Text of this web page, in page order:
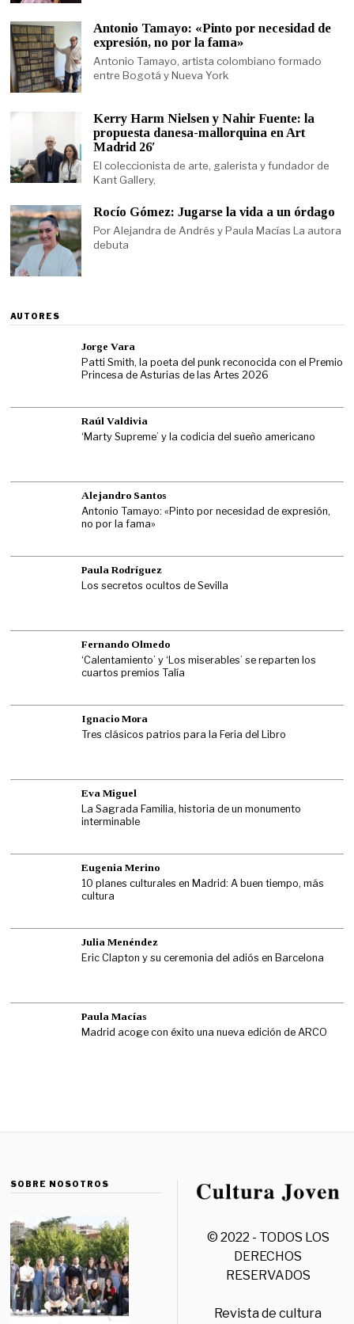
Antonio Tamayo: «Pinto por necesidad de
expresión, no por la fama»
Antonio Tamayo, artista colombiano formado
entre Bogotá y Nueva York
Kerry Harm Nielsen y Nahir Fuente: la
propuesta danesa-mallorquina en Art
Madrid 26′
El coleccionista de arte, galerista y fundador de
Kant Gallery,
Rocío Gómez: Jugarse la vida a un órdago
Por Alejandra de Andrés y Paula Macías La autora
debuta
AUTORES
Jorge Vara
Patti Smith, la poeta del punk reconocida con el Premio
Princesa de Asturias de las Artes 2026
Raúl Valdivia
‘Marty Supreme’ y la codicia del sueño americano
Alejandro Santos
Antonio Tamayo: «Pinto por necesidad de expresión,
no por la fama»
Paula Rodríguez
Los secretos ocultos de Sevilla
Fernando Olmedo
‘Calentamiento’ y ‘Los miserables’ se reparten los
cuartos premios Talía
Ignacio Mora
Tres clásicos patrios para la Feria del Libro
Eva Miguel
La Sagrada Familia, historia de un monumento
interminable
Eugenia Merino
10 planes culturales en Madrid: A buen tiempo, más
cultura
Julia Menéndez
Eric Clapton y su ceremonia del adiós en Barcelona
Paula Macías
Madrid acoge con éxito una nueva edición de ARCO
SOBRE NOSOTROS
© 2022 - TODOS LOS
DERECHOS
RESERVADOS
Revista de cultura